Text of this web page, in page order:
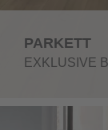
PARKETT
EXKLUSIVE